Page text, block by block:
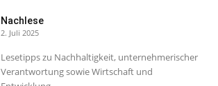
Nachlese
2. Juli 2025
Lesetipps zu Nachhaltigkeit, unternehmerischer
Verantwortung sowie Wirtschaft und